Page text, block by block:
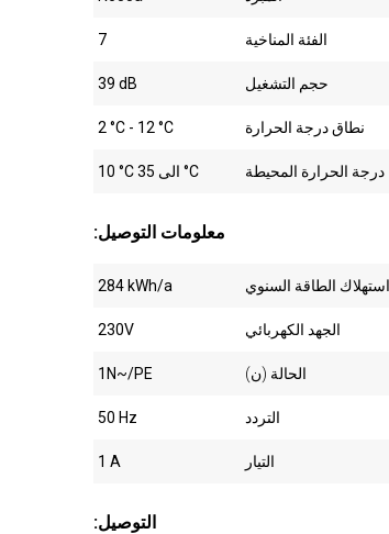
7 الفئة المناخية
39 dB حجم التشغيل
2 °C - 12 °C نطاق درجة الحرارة
10 °C الى 35 °C درجة الحرارة المحيطة
:معلومات التوصيل
284 kWh/a استهلاك الطاقة السنوي
230V الجهد الكهربائي
1N~/PE الحالة (ن)
50 Hz التردد
1 A التيار
:التوصيل